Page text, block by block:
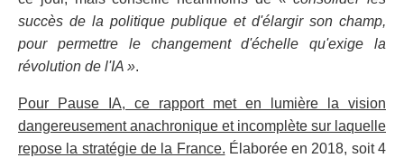
succès de la politique publique et d'élargir son champ,
pour permettre le changement d'échelle qu'exige la
révolution de l'IA ».
Pour Pause IA, ce rapport met en lumière la vision
dangereusement anachronique et incomplète sur laquelle
repose la stratégie de la France. Élaborée en 2018, soit 4